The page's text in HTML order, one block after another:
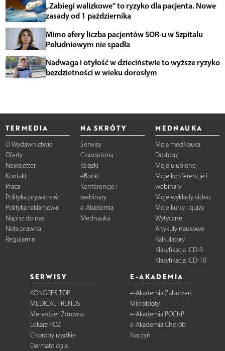
„Zabiegi walizkowe” to ryzyko dla pacjenta. Nowe
zasady od 1 października
Mimo afery liczba pacjentów SOR-u w Szpitalu
Południowym nie spadła
Nadwaga i otyłość w dzieciństwie to wyższe ryzyko
bezdzietności w wieku dorosłym
TERMEDIA
O Wydawnictwie
Oferty
Newsletter
Kontakt
Praca
Polityka prywatności
Polityka reklamowa
Napisz do nas
Nota prawna
Regulamin
NA SKRÓTY
Serwisy
Czasopisma
Książki
eBooki
Konferencje i
webinary
e-Akademia
Mednauka
MEDNAUKA
Moja medNauka
Dostosuj
Moje ulubione
Moje konferencje i
webinary
Moje wykłady video
Moje kursy i quizy
Wytyczne
Artykuły naukowe
Kalkulatory
Klasyfikacja ICD-9
Klasyfikacja ICD-10
SERWISY
KONGRES TOP
MEDICAL TRENDS
Menedżer Zdrowia
Lekarz POZ
Choroby rzadkie
Dermatologia
E-AKADEMIA
e-Akademia Zaburzeń
Mikrobioty
e-Akademia POChP
e-Akademia Chorób
Naczyń